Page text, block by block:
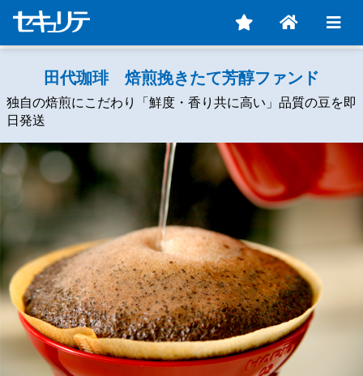
田代珈琲 焙煎挽きたて芳醇ファンド
独自の焙煎にこだわり「鮮度・香り共に高い」品質の豆を即
日発送